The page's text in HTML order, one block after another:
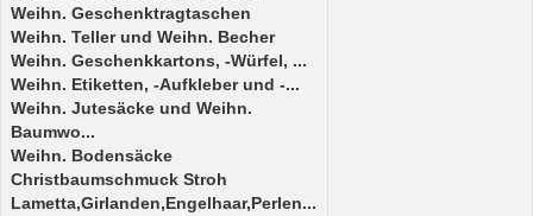
Weihn. Geschenktragtaschen
Weihn. Teller und Weihn. Becher
Weihn. Geschenkkartons, -Würfel, ...
Weihn. Etiketten, -Aufkleber und -...
Weihn. Jutesäcke und Weihn.
Baumwo...
Weihn. Bodensäcke
Christbaumschmuck Stroh
Lametta,Girlanden,Engelhaar,Perlen...